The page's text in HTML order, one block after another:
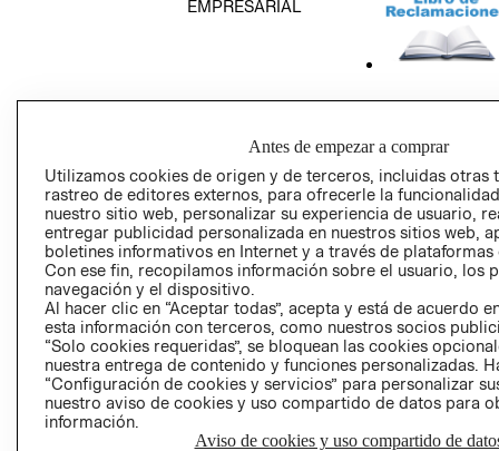
EMPRESARIAL
GIFT CARD
AVISO DE
Perú (S/)
CAMBIAR REGIÓN
Antes de empezar a comprar
Utilizamos cookies de origen y de terceros, incluidas otras
rastreo de editores externos, para ofrecerle la
nuestro sitio web, personalizar su experiencia de usuario,
entregar publicidad personalizada en nuestros sitios web,
boletines informativos en Internet y a través de plataformas
Con ese fin, recopilamos información sobre el usuario, los
navegación y el dispositivo.
Al hacer clic en “Aceptar todas”, acepta y está de acuerdo
esta información con terceros, como nuestros socios
“Solo cookies requeridas”, se bloquean las cookies
nuestra entrega de contenido y funciones personalizadas.
“Configuración de cookies y servicios” para personalizar
nuestro aviso de cookies y uso compartido de datos para
información.
Aviso de cookies y uso compartido de